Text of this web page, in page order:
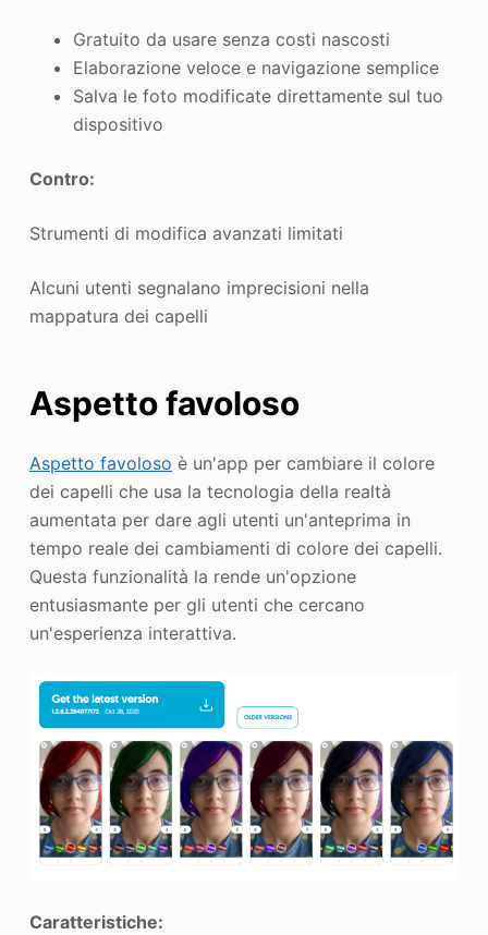
Gratuito da usare senza costi nascosti
Elaborazione veloce e navigazione semplice
Salva le foto modificate direttamente sul tuo
dispositivo
Contro:
Strumenti di modifica avanzati limitati
Alcuni utenti segnalano imprecisioni nella
mappatura dei capelli
Aspetto favoloso
Aspetto favoloso è un'app per cambiare il colore
dei capelli che usa la tecnologia della realtà
aumentata per dare agli utenti un'anteprima in
tempo reale dei cambiamenti di colore dei capelli.
Questa funzionalità la rende un'opzione
entusiasmante per gli utenti che cercano
un'esperienza interattiva.
Caratteristiche: